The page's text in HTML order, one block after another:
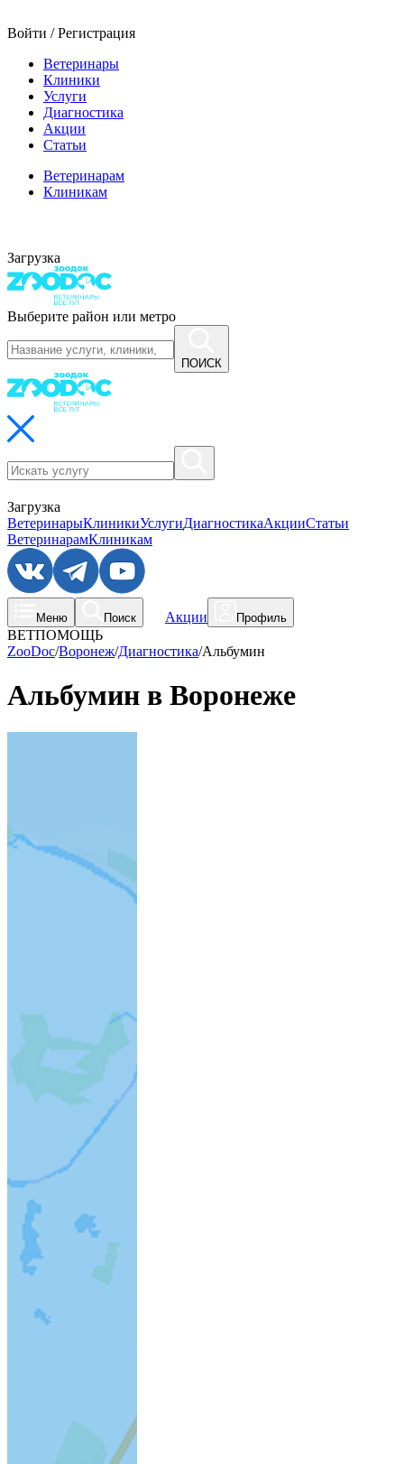
Войти / Регистрация
Ветеринары
Клиники
Услуги
Диагностика
Акции
Статьи
Ветеринарам
Клиникам
Загрузка
Выберите район или метро
ПОИСК
Загрузка
ВетеринарыКлиникиУслугиДиагностикаАкцииСтатьи
ВетеринарамКлиникам
Меню Поиск Акции Профиль
ВЕТПОМОЩЬ
ZooDoc/Воронеж/Диагностика/Альбумин
Альбумин в Воронеже